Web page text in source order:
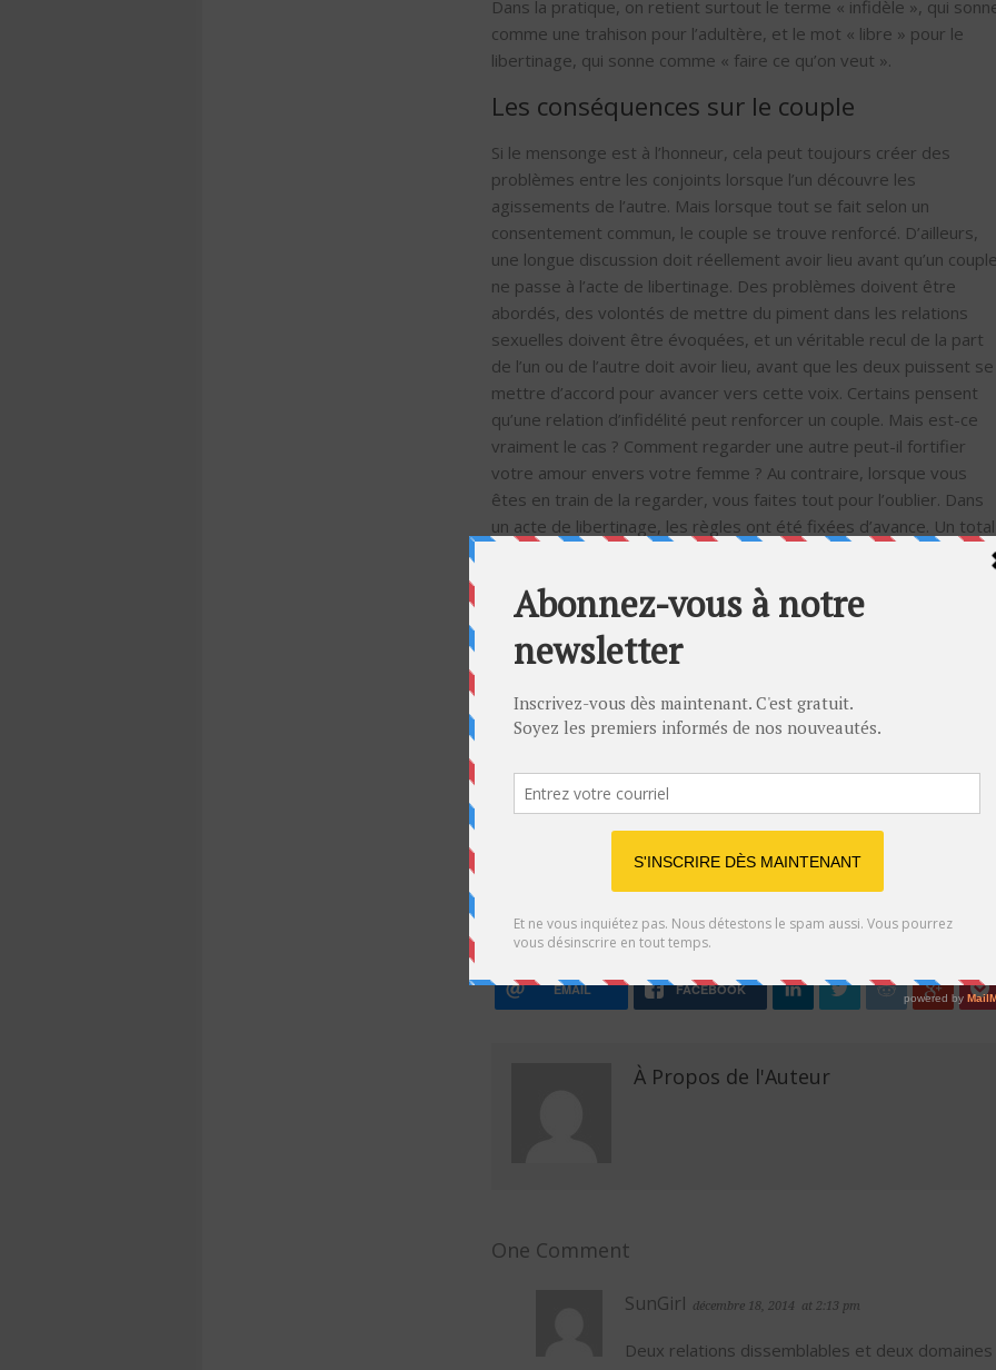
Dans la pratique, on retient surtout le terme « infidèle », qui
comme une trahison pour l’adultère, et le mot « libre » pour le
libertinage, qui sonne comme « faire ce qu’on veut ».
Les conséquences sur le couple
Si le mensonge est à l’honneur, cela peut toujours créer des
problèmes entre les conjoints lorsque l’un découvre les
agissements de l’autre. Mais lorsque tout se fait selon un
consentement commun, le couple se trouve renforcé. D’ailleurs,
une longue discussion doit réellement avoir lieu avant qu’un
ne passe à l’acte de libertinage. Des problèmes doivent être
abordés, des volontés de mettre du piment dans les relations
sexuelles doivent être évoquées, et un véritable recul de la part
de l’un ou de l’autre doit avoir lieu, avant que les deux puissent se
mettre d’accord pour avancer vers cette voix. Certains pensent
qu’une relation d’infidélité peut renforcer un couple. Mais est-ce
vraiment le cas ? Comment regarder une autre peut-il fortifier
votre amour envers votre femme ? Au contraire, lorsque vous
êtes en train de la regarder, vous faites tout pour l’oublier. Dans
un acte de libertinage, les règles ont été fixées d’avance. Un total
au couple. Cependant, il faut se rendre à l’évidence, un acte de
libertinage peut réellement donner le goût de l’adultère chez l’un
des acteurs, et cette fois à l’insu de son partenaire, surtout s’il
un homme par exemple. C’est le seul méfait visible du libertinage.
En théorie,les sites adultères
ces deux pratiques ont chacune leurs clients, si bien qu’une
personne qui prône le libertinage peut nuire à la réputation d’un
site adultère. Aussi, les deux pratiques ne vont jamais ensemble.
Mais reconnaissons-le,
les sites sur le libertinage
aussi populaires que les sites sur l’adultère.
EMAIL FACEBOOK
À Propos de l'Auteur
One Comment
SunGirl décembre 18, 2014 at 2:13 pm
Deux relations dissemblables et deux domaines